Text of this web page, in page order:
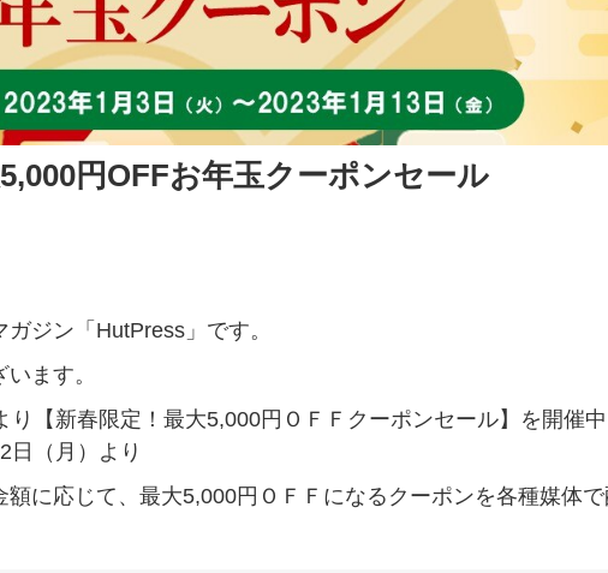
円OFFお年玉クーポンセール
ジン「HutPress」です。
ます。
り【新春限定！最大5,000円ＯＦＦクーポンセール】を開催中
（月）より
に応じて、最大5,000円ＯＦＦになるクーポンを各種媒体